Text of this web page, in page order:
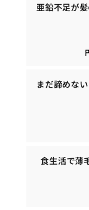
亜鉛不足が
まだ諦めな
食生活で薄